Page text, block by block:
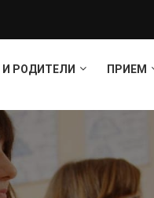
И РОДИТЕЛИ ПРИЕМ